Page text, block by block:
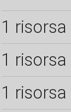
1 risorsa
1 risorsa
1 risorsa